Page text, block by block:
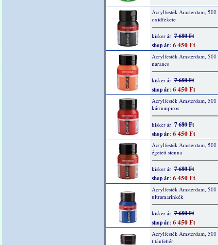
Acrylfesték Amsterdam, 500
oxidfekete
kisker ár:7 680 Ft
shop ár: 6 450 Ft
Acrylfesték Amsterdam, 500
narancs
kisker ár:7 680 Ft
shop ár: 6 450 Ft
Acrylfesték Amsterdam, 500
kárminpiros
kisker ár:7 680 Ft
shop ár: 6 450 Ft
Acrylfesték Amsterdam, 500
égetett sienna
kisker ár:7 680 Ft
shop ár: 6 450 Ft
Acrylfesték Amsterdam, 500
ultramarinkék
kisker ár:7 680 Ft
shop ár: 6 450 Ft
Acrylfesték Amsterdam, 500
titánfehér